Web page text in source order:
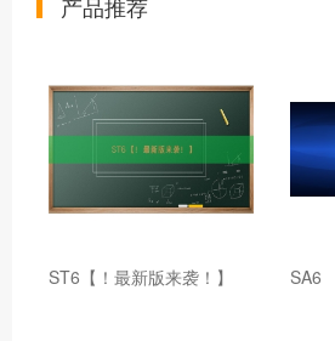
ST6【！最新版来袭！】 SA6